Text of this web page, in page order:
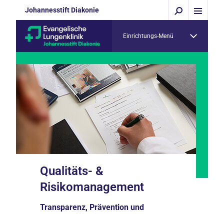
Johannesstift Diakonie
Einrichtungs-Menü
Qualitäts- &
Risikomanagement
Transparenz, Prävention und